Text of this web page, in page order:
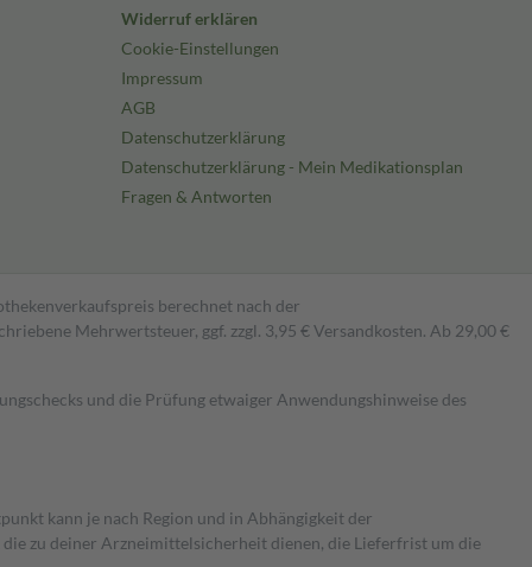
Widerruf erklären
Cookie-Einstellungen
Impressum
AGB
Datenschutzerklärung
Datenschutzerklärung - Mein Medikationsplan
Fragen & Antworten
berechnet nach der
Mehrwertsteuer, ggf. zzgl. 3,95 € Versandkosten. Ab 29,00 €
und die Prüfung etwaiger Anwendungshinweise des
kann je nach Region und in Abhängigkeit der
zu deiner Arzneimittelsicherheit dienen, die Lieferfrist um die